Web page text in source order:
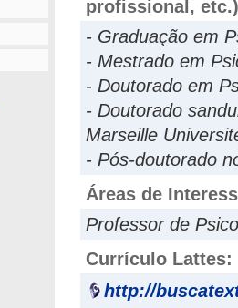
profissional, etc.)
- Graduação em
- Mestrado em
- Doutorado em
- Doutorado
Marseille
- Pós-doutorado
Áreas de
Professor de
Currículo Lattes:
http://